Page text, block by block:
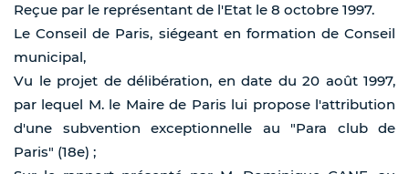
Reçue par le représentant de l'Etat le 8 octobre 1997.
Le Conseil de Paris, siégeant en formation de Conseil
municipal,
Vu le projet de délibération, en date du 20 août 1997,
par lequel M. le Maire de Paris lui propose l'attribution
d'une subvention exceptionnelle au "Para club de
Paris" (18e) ;